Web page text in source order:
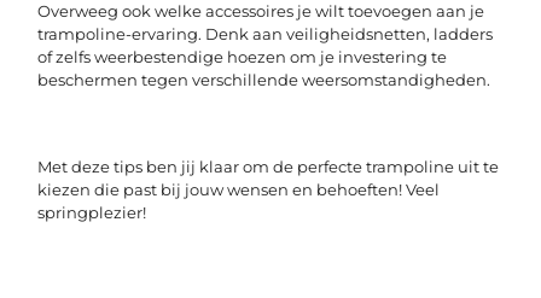
Overweeg ook welke accessoires je wilt toevoegen aan je
trampoline-ervaring. Denk aan veiligheidsnetten, ladders
of zelfs weerbestendige hoezen om je investering te
beschermen tegen verschillende weersomstandigheden.
Met deze tips ben jij klaar om de perfecte trampoline uit te
kiezen die past bij jouw wensen en behoeften! Veel
springplezier!